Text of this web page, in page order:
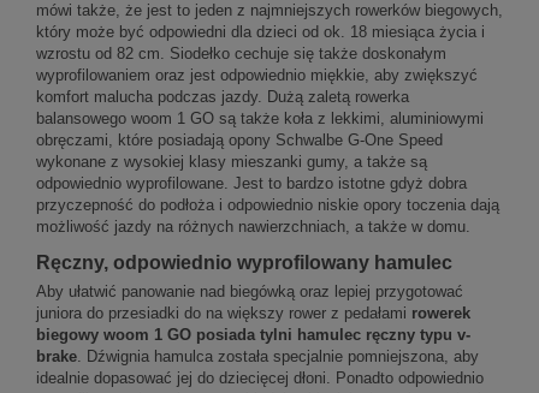
mówi także, że jest to jeden z najmniejszych rowerków biegowych,
który może być odpowiedni dla dzieci od ok. 18 miesiąca życia i
wzrostu od 82 cm. Siodełko cechuje się także doskonałym
wyprofilowaniem oraz jest odpowiednio miękkie, aby zwiększyć
komfort malucha podczas jazdy. Dużą zaletą rowerka
balansowego woom 1 GO są także koła z lekkimi, aluminiowymi
obręczami, które posiadają opony Schwalbe G-One Speed
wykonane z wysokiej klasy mieszanki gumy, a także są
odpowiednio wyprofilowane. Jest to bardzo istotne gdyż dobra
przyczepność do podłoża i odpowiednio niskie opory toczenia dają
możliwość jazdy na różnych nawierzchniach, a także w domu.
Ręczny, odpowiednio wyprofilowany hamulec
Aby ułatwić panowanie nad biegówką oraz lepiej przygotować
juniora do przesiadki do na większy rower z pedałami rowerek
biegowy woom 1 GO posiada tylni hamulec ręczny typu v-
brake. Dźwignia hamulca została specjalnie pomniejszona, aby
idealnie dopasować jej do dziecięcej dłoni. Ponadto odpowiednio